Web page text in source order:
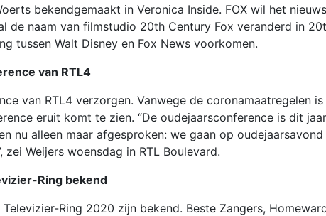
bekendgemaakt in Veronica Inside. FOX wil het nieuws
de naam van filmstudio 20th Century Fox veranderd in
tussen Walt Disney en Fox News voorkomen.
van RTL4
van RTL4 verzorgen. Vanwege de coronamaatregelen is
eruit komt te zien. “De oudejaarsconference is dit jaar
nu alleen maar afgesproken: we gaan op oudejaarsavond
Weijers woensdag in RTL Boulevard.
Ring bekend
Ring 2020 zijn bekend. Beste Zangers,